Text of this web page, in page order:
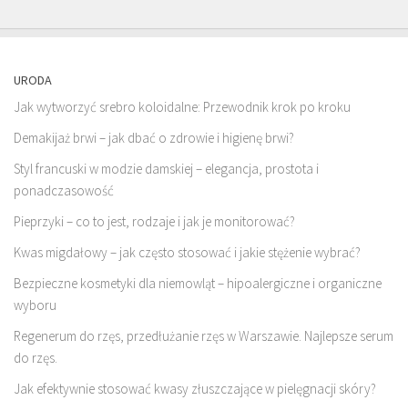
URODA
Jak wytworzyć srebro koloidalne: Przewodnik krok po kroku
Demakijaż brwi – jak dbać o zdrowie i higienę brwi?
Styl francuski w modzie damskiej – elegancja, prostota i
ponadczasowość
Pieprzyki – co to jest, rodzaje i jak je monitorować?
Kwas migdałowy – jak często stosować i jakie stężenie wybrać?
Bezpieczne kosmetyki dla niemowląt – hipoalergiczne i organiczne
wyboru
Regenerum do rzęs, przedłużanie rzęs w Warszawie. Najlepsze serum
do rzęs.
Jak efektywnie stosować kwasy złuszczające w pielęgnacji skóry?